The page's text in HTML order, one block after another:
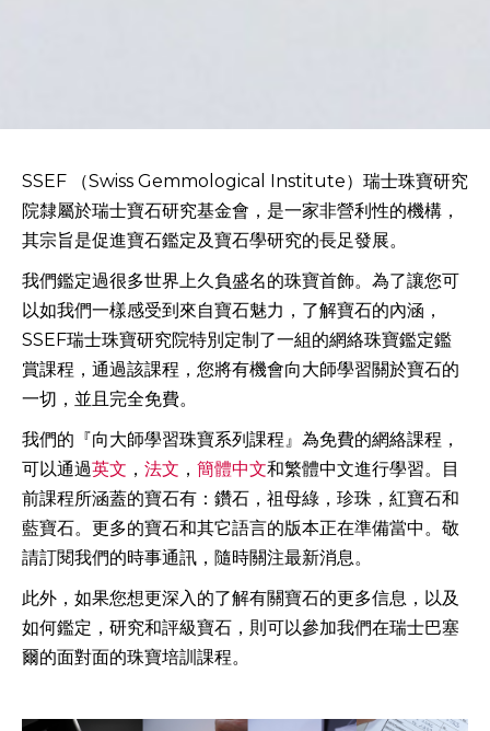
SSEF （Swiss Gemmological Institute）瑞士珠寶研究
院隸屬於瑞士寶石研究基金會，是一家非營利性的機構，
其宗旨是促進寶石鑑定及寶石學研究的長足發展。
我們鑑定過很多世界上久負盛名的珠寶首飾。為了讓您可
以如我們一樣感受到來自寶石魅力，了解寶石的內涵，
SSEF瑞士珠寶研究院特別定制了一組的網絡珠寶鑑定鑑
賞課程，通過該課程，您將有機會向大師學習關於寶石的
一切，並且完全免費。
我們的『向大師學習珠寶系列課程』為免費的網絡課程，
可以通過英文 ， 法文 ， 簡體中文和繁體中文進行學習。目
前課程所涵蓋的寶石有：鑽石，祖母綠，珍珠，紅寶石和
藍寶石。更多的寶石和其它語言的版本正在準備當中。敬
請訂閱我們的時事通訊，隨時關注最新消息。
此外，如果您想更深入的了解有關寶石的更多信息，以及
如何鑑定，研究和評級寶石，則可以參加我們在瑞士巴塞
爾的面對面的珠寶培訓課程。